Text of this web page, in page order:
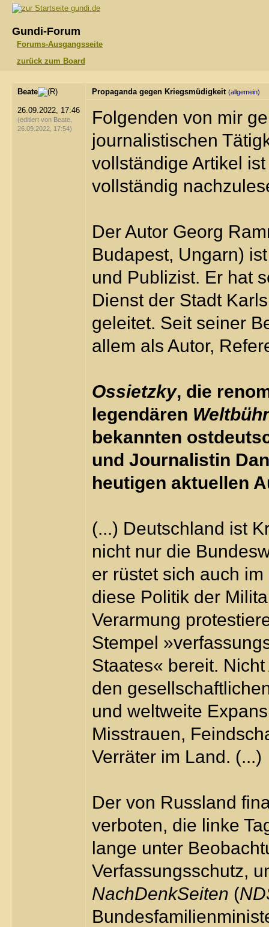
gundi.de
Gundi-Forum
Forums-Ausgangsseite
zurück zum Board
Beate
26.09.2022, 17:46
(editiert von Beate,
26.09.2022, 17:54)
Propaganda gegen Kriegsmüdigkeit (allgemein)
Folgenden von mir
journalistischen
vollständige Artikel
vollständig
Der Autor Georg
Budapest, Ungarn)
und Publizist. Er hat
Dienst der Stadt
geleitet. Seit seiner
allem als Autor,
Ossietzky, die
legendären
bekannten
und Journalistin
heutigen aktuellen
(...) Deutschland ist
nicht nur die
er rüstet sich auch
diese Politik der
Verarmung
Stempel
Staates« bereit.
den
und weltweite
Misstrauen,
Verräter im Land. (...)
Der von Russland
verboten, die linke
lange unter
Verfassungsschutz,
NachDenkSeiten (